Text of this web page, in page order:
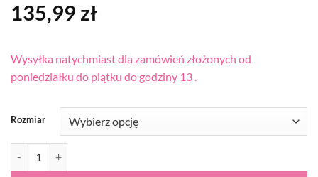
135,99 zł
Wysyłka natychmiast dla zamówień złożonych od
poniedziałku do piątku do godziny 13 .
Rozmiar